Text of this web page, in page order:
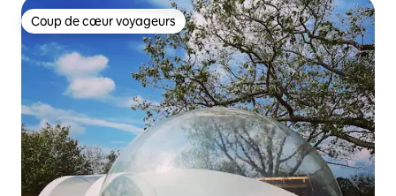
Coup de cœur voyageurs
Coup de cœur voyageurs